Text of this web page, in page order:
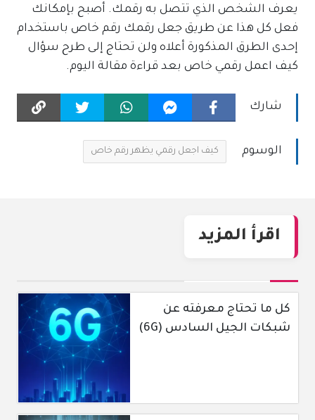
يعرف الشخص الذي تتصل به رقمك. أصبح بإمكانك
فعل كل هذا عن طريق جعل رقمك رقم خاص باستخدام
إحدى الطرق المذكورة أعلاه ولن تحتاج إلى طرح سؤال
كيف اعمل رقمي خاص بعد قراءة مقالة اليوم.
شارك
الوسوم كيف اجعل رقمي يظهر رقم خاص
اقرأ المزيد
كل ما تحتاج معرفته عن
شبكات الجيل السادس (6G)